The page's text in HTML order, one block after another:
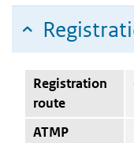
Registration
route
ATMP